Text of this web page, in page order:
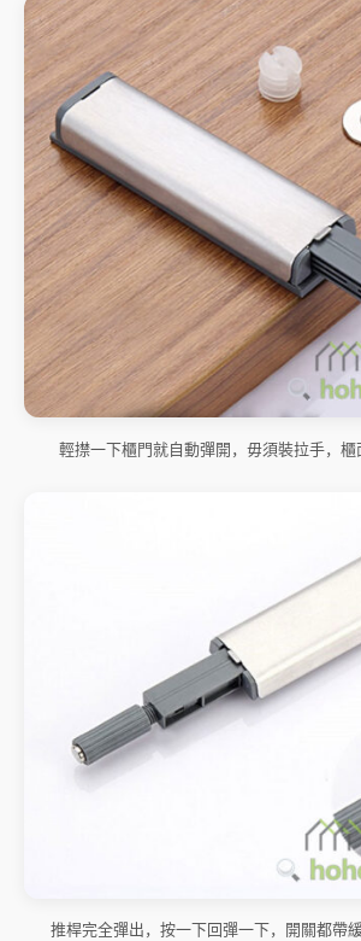
輕㩒一下櫃門就自動彈開，毋須裝拉手，櫃
推桿完全彈出，按一下回彈一下，開關都帶